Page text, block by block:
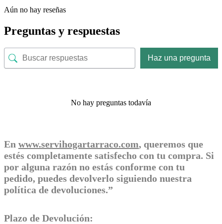
Aún no hay reseñas
Preguntas y respuestas
Haz una pregunta
No hay preguntas todavía
En www.servihogartarraco.com, queremos que
estés completamente satisfecho con tu compra. Si
por alguna razón no estás conforme con tu
pedido, puedes devolverlo siguiendo nuestra
política de devoluciones.”
Plazo de Devolución: